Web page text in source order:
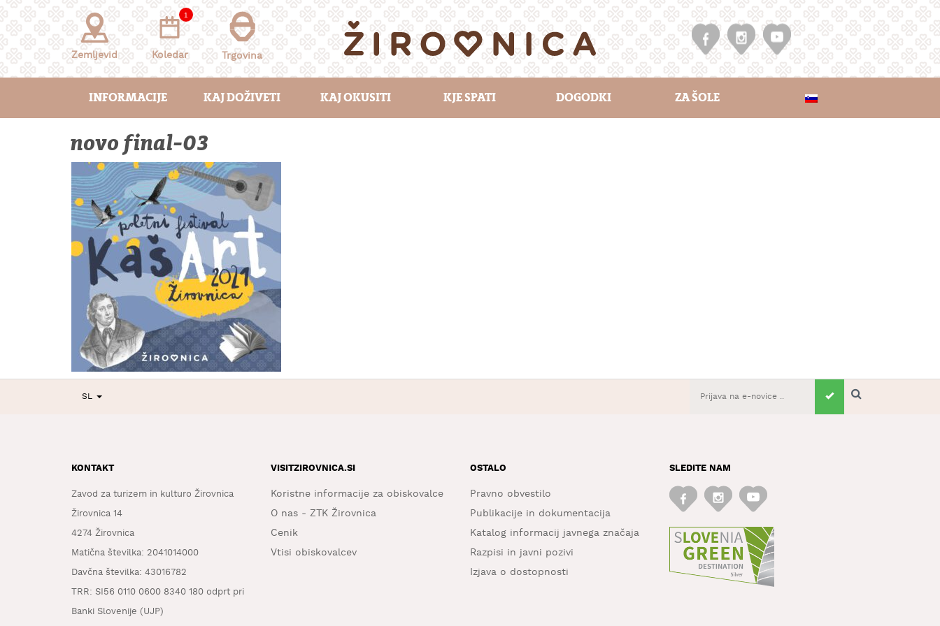
Zemljevid
1
Koledar Trgovina
INFORMACIJE KAJ DOŽIVETI KAJ OKUSITI KJE SPATI DOGODKI ZA ŠOLE
novo final-03
SL
KONTAKT
Zavod za turizem in kulturo Žirovnica
Žirovnica 14
4274 Žirovnica
Matična številka: 2041014000
Davčna številka: 43016782
TRR: SI56 0110 0600 8340 180 odprt pri
Banki Slovenije (UJP)
VISITZIROVNICA.SI
Koristne informacije za obiskovalce
O nas - ZTK Žirovnica
Cenik
Vtisi obiskovalcev
OSTALO
Pravno obvestilo
Publikacije in dokumentacija
Katalog informacij javnega značaja
Razpisi in javni pozivi
Izjava o dostopnosti
SLEDITE NAM